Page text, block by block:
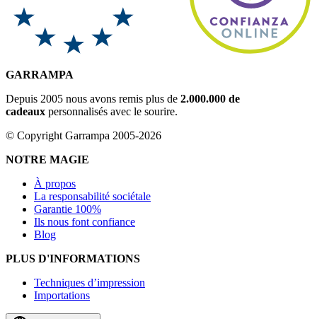
GARRAMPA
Depuis 2005 nous avons remis plus de 2.000.000 de
cadeaux personnalisés avec le sourire.
© Copyright Garrampa 2005-2026
NOTRE MAGIE
À propos
La responsabilité sociétale
Garantie 100%
Ils nous font confiance
Blog
PLUS D'INFORMATIONS
Techniques d’impression
Importations